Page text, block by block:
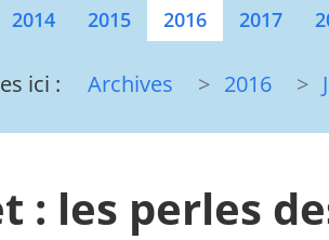
2014
2015 2016 2017
ici : Archives 2016
: les perles